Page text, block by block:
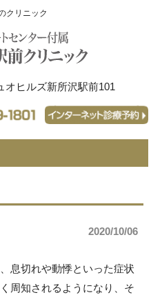
クリニック
オヒルズ新所沢駅前101
2020/10/06
息切れや動悸といった症状
周知されるようになり、そ